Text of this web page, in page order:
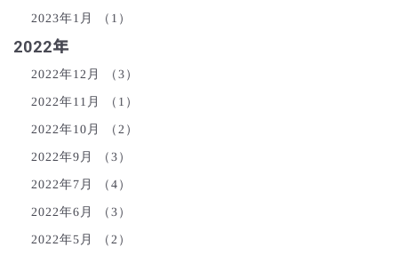
2023年1月 （1）
2022年
2022年12月 （3）
2022年11月 （1）
2022年10月 （2）
2022年9月 （3）
2022年7月 （4）
2022年6月 （3）
2022年5月 （2）